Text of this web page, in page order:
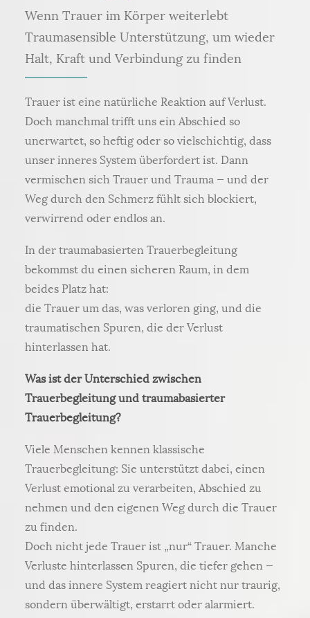
Wenn Trauer im Körper weiterlebt
Traumasensible Unterstützung, um wieder
Halt, Kraft und Verbindung zu finden
Trauer ist eine natürliche Reaktion auf Verlust.
Doch manchmal trifft uns ein Abschied so
unerwartet, so heftig oder so vielschichtig, dass
unser inneres System überfordert ist. Dann
vermischen sich Trauer und Trauma — und der
Weg durch den Schmerz fühlt sich blockiert,
verwirrend oder endlos an.
In der traumabasierten Trauerbegleitung
bekommst du einen sicheren Raum, in dem
beides Platz hat:
die Trauer um das, was verloren ging, und die
traumatischen Spuren, die der Verlust
hinterlassen hat.
Was ist der Unterschied zwischen
Trauerbegleitung und traumabasierter
Trauerbegleitung?
Viele Menschen kennen klassische
Trauerbegleitung: Sie unterstützt dabei, einen
Verlust emotional zu verarbeiten, Abschied zu
nehmen und den eigenen Weg durch die Trauer
zu finden.
Doch nicht jede Trauer ist „nur“ Trauer. Manche
Verluste hinterlassen Spuren, die tiefer gehen —
und das innere System reagiert nicht nur traurig,
sondern überwältigt, erstarrt oder alarmiert.